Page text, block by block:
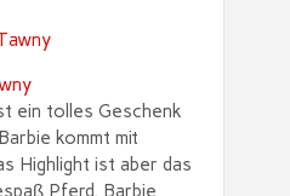
ein tolles Geschenk
kommt mit
Highlight ist aber das
Pferd. Barbie